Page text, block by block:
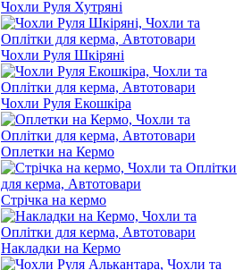
Чохли Руля Хутряні
Чохли Руля Шкіряні
Чохли Руля Екошкіра
Оплетки на Кермо
Стрічка на кермо
Накладки на Кермо